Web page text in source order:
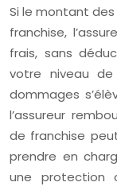
Si le montant
franchise,
frais, sans
votre niveau
dommages
l’assureur
de franchise
prendre en
une protection